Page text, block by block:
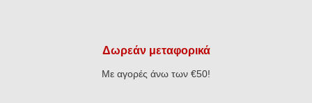
Δωρεάν μεταφορικά
Με αγορές άνω των €50!